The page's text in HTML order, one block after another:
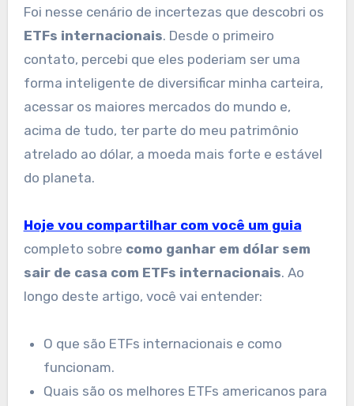
Foi nesse cenário de incertezas que descobri os
ETFs internacionais. Desde o primeiro
contato, percebi que eles poderiam ser uma
forma inteligente de diversificar minha carteira,
acessar os maiores mercados do mundo e,
acima de tudo, ter parte do meu patrimônio
atrelado ao dólar, a moeda mais forte e estável
do planeta.
Hoje vou compartilhar com você um guia
completo sobre como ganhar em dólar sem
sair de casa com ETFs internacionais. Ao
longo deste artigo, você vai entender:
O que são ETFs internacionais e como
funcionam.
Quais são os melhores ETFs americanos para